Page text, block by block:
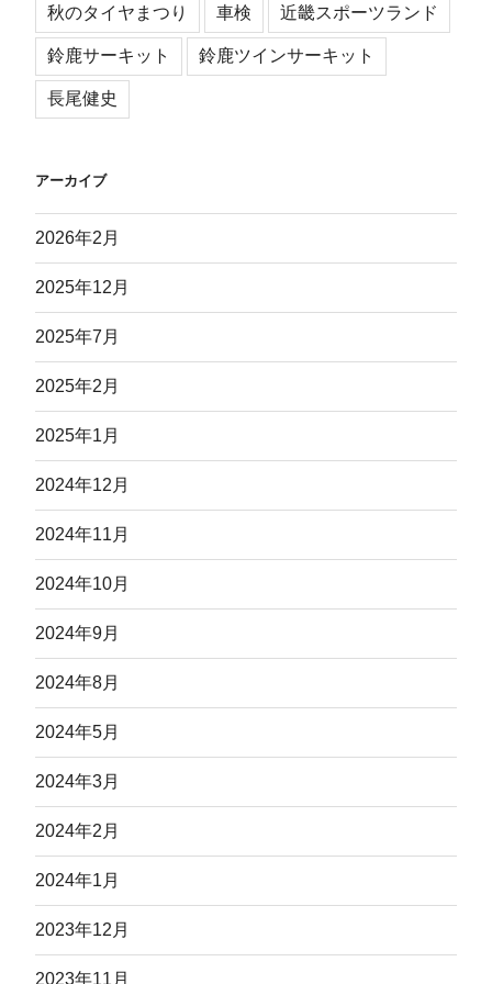
秋のタイヤまつり 車検 近畿スポーツランド
鈴鹿サーキット 鈴鹿ツインサーキット
長尾健史
アーカイブ
2026年2月
2025年12月
2025年7月
2025年2月
2025年1月
2024年12月
2024年11月
2024年10月
2024年9月
2024年8月
2024年5月
2024年3月
2024年2月
2024年1月
2023年12月
2023年11月